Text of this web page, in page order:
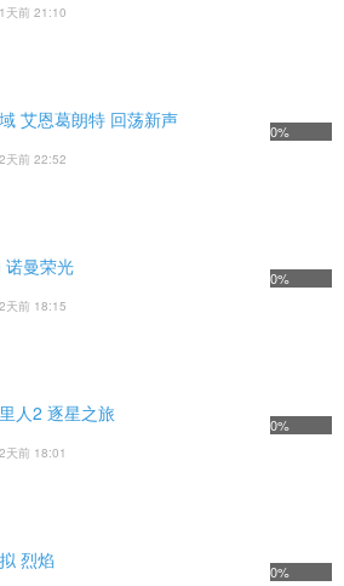
天前 21:10
艾恩葛朗特 回荡新声
天前 22:52
0%
诺曼荣光
天前 18:15
0%
人2 逐星之旅
天前 18:01
0%
烈焰 0%